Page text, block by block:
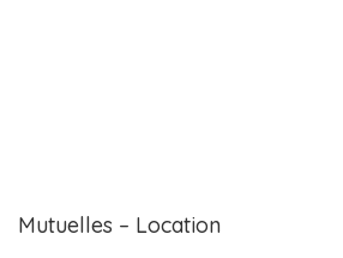
Mutuelles – Location